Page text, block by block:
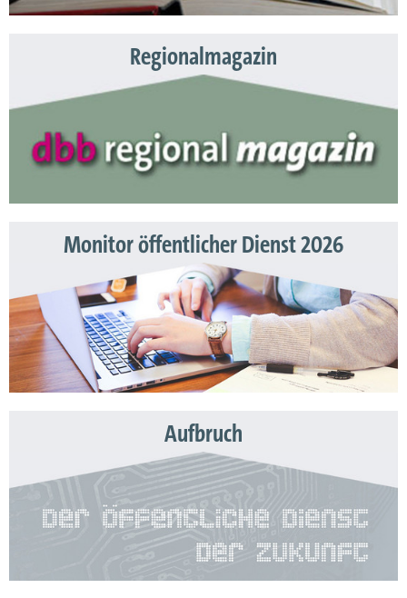
Regionalmagazin
Monitor öffentlicher Dienst 2026
Aufbruch